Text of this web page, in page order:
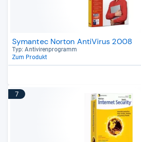
Symantec Norton AntiVirus 2008
Typ: Anti­vi­ren­pro­gramm
Zum Produkt
7